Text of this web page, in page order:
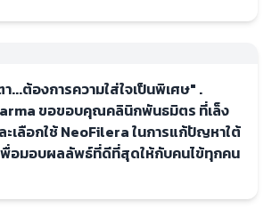
...ต้องการความใส่ใจเป็นพิเศษ" .
ขอขอบคุณคลินิกพันธมิตร ที่เล็ง
เลือกใช้ NeoFilera ในการแก้ปัญหาใต้
พื่อมอบผลลัพธ์ที่ดีที่สุดให้กับคนไข้ทุกคน